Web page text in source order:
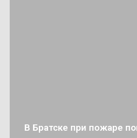
В Братске при пожаре